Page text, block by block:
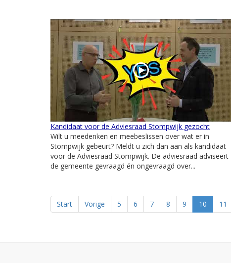
Kandidaat voor de Adviesraad Stompwijk gezocht
Wilt u meedenken en meebeslissen over wat er in
Stompwijk gebeurt? Meldt u zich dan aan als kandidaat
voor de Adviesraad Stompwijk. De adviesraad adviseert
de gemeente gevraagd én ongevraagd over...
Start Vorige 5 6 7 8 9 10 11